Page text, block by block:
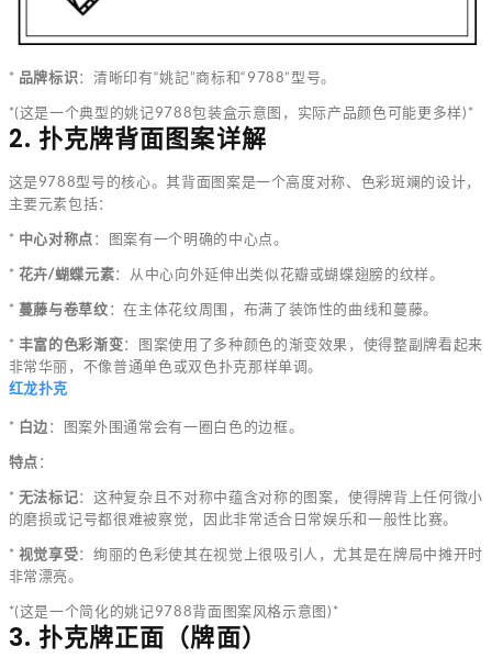
* 品牌标识：清晰印有“姚記”商标和“9788”型号。
*(这是一个典型的姚记9788包装盒示意图，实际产品颜色可能更多样)*
2. 扑克牌背面图案详解
这是9788型号的核心。其背面图案是一个高度对称、色彩斑斓的设计，
主要元素包括：
* 中心对称点：图案有一个明确的中心点。
* 花卉/蝴蝶元素：从中心向外延伸出类似花瓣或蝴蝶翅膀的纹样。
* 蔓藤与卷草纹：在主体花纹周围，布满了装饰性的曲线和蔓藤。
* 丰富的色彩渐变：图案使用了多种颜色的渐变效果，使得整副牌看起来
非常华丽，不像普通单色或双色扑克那样单调。
红龙扑克
* 白边：图案外围通常会有一圈白色的边框。
特点：
* 无法标记：这种复杂且不对称中蕴含对称的图案，使得牌背上任何微小
的磨损或记号都很难被察觉，因此非常适合日常娱乐和一般性比赛。
* 视觉享受：绚丽的色彩使其在视觉上很吸引人，尤其是在牌局中摊开时
非常漂亮。
*(这是一个简化的姚记9788背面图案风格示意图)*
3. 扑克牌正面（牌面）